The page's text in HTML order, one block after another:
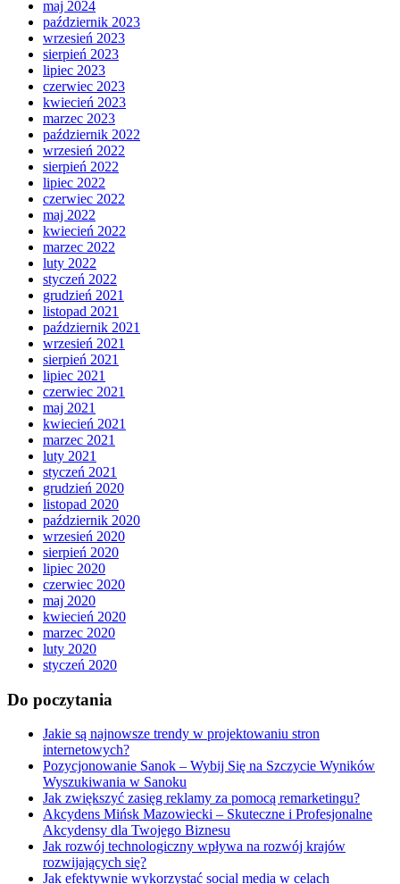
maj 2024
październik 2023
wrzesień 2023
sierpień 2023
lipiec 2023
czerwiec 2023
kwiecień 2023
marzec 2023
październik 2022
wrzesień 2022
sierpień 2022
lipiec 2022
czerwiec 2022
maj 2022
kwiecień 2022
marzec 2022
luty 2022
styczeń 2022
grudzień 2021
listopad 2021
październik 2021
wrzesień 2021
sierpień 2021
lipiec 2021
czerwiec 2021
maj 2021
kwiecień 2021
marzec 2021
luty 2021
styczeń 2021
grudzień 2020
listopad 2020
październik 2020
wrzesień 2020
sierpień 2020
lipiec 2020
czerwiec 2020
maj 2020
kwiecień 2020
marzec 2020
luty 2020
styczeń 2020
Do poczytania
Jakie są najnowsze trendy w projektowaniu stron
internetowych?
Pozycjonowanie Sanok – Wybij Się na Szczycie Wyników
Wyszukiwania w Sanoku
Jak zwiększyć zasięg reklamy za pomocą remarketingu?
Akcydens Mińsk Mazowiecki – Skuteczne i Profesjonalne
Akcydensy dla Twojego Biznesu
Jak rozwój technologiczny wpływa na rozwój krajów
rozwijających się?
Jak efektywnie wykorzystać social media w celach